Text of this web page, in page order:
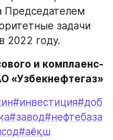
Председателем
задачи
2022 году.
и комплаенс-
«Узбекнефтегаз»
#инвестиция#доб
#завод#нефтебаза
#аёқш